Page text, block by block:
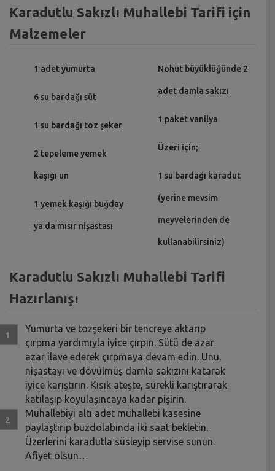
Karadutlu Sakızlı Muhallebi Tarifi için
Malzemeler
1 adet yumurta
6 su bardağı süt
1 su bardağı toz şeker
2 tepeleme yemek
kaşığı un
1 yemek kaşığı buğday
ya da mısır nişastası
Nohut büyüklüğünde 2
adet damla sakızı
1 paket vanilya
Üzeri için;
1 su bardağı karadut
(yerine mevsim
meyvelerinden de
kullanabilirsiniz)
Karadutlu Sakızlı Muhallebi Tarifi
Hazırlanışı
Yumurta ve tozşekeri bir tencreye aktarıp
çırpma yardımıyla iyice çırpın. Sütü de azar
azar ilave ederek çırpmaya devam edin. Unu,
nişastayı ve dövülmüş damla sakızını katarak
iyice karıştırın. Kısık ateşte, sürekli karıştırarak
katılaşıp koyulaşıncaya kadar pişirin.
Muhallebiyi altı adet muhallebi kasesine
paylaştırıp buzdolabında iki saat bekletin.
Üzerlerini karadutla süsleyip servise sunun.
Afiyet olsun…